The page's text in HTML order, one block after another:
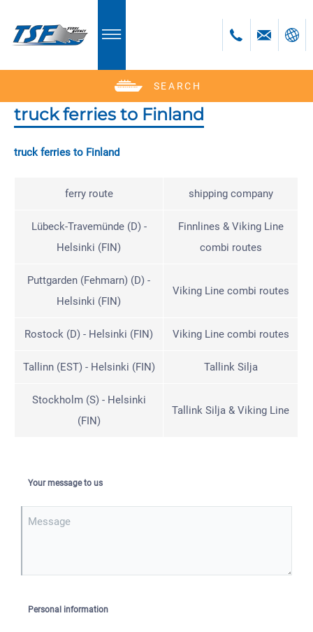
SEARCH
Bulgară
truck ferries to Finland
truck ferries to Finland
ferry route shipping company
Lübeck-Travemünde (D) -
Helsinki (FIN)
Finnlines & Viking Line
combi routes
Puttgarden (Fehmarn) (D) -
Helsinki (FIN)
Viking Line combi routes
Rostock (D) - Helsinki (FIN) Viking Line combi routes
Tallinn (EST) - Helsinki (FIN) Tallink Silja
Stockholm (S) - Helsinki
(FIN)
Tallink Silja & Viking Line
Your message to us
Message
Personal information